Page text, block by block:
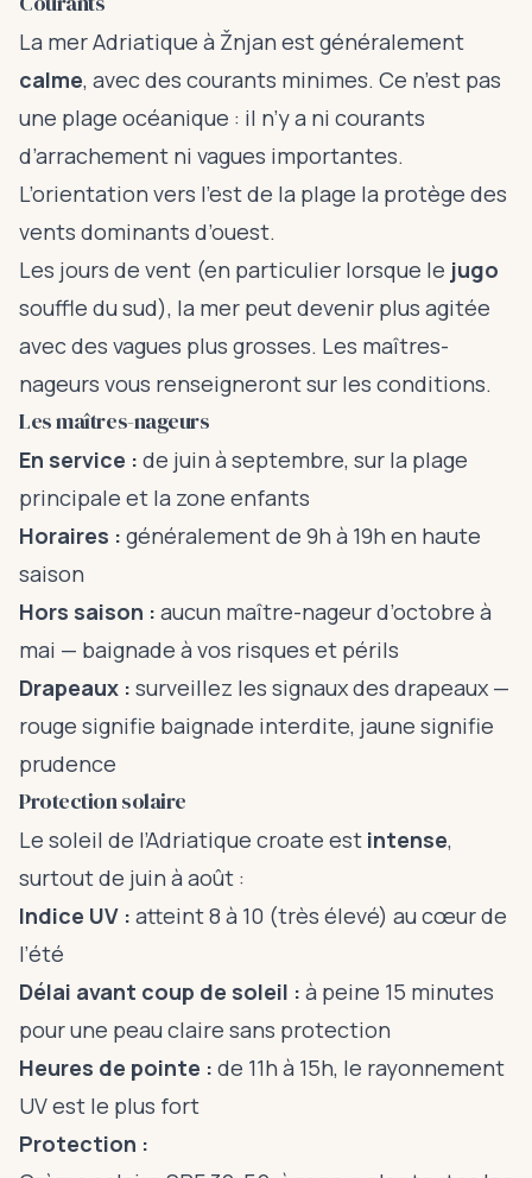
La mer Adriatique à Žnjan est généralement
calme, avec des courants minimes. Ce n’est pas
une plage océanique : il n’y a ni courants
d’arrachement ni vagues importantes.
L’orientation vers l’est de la plage la protège des
vents dominants d’ouest.
Les jours de vent (en particulier lorsque le jugo
souffle du sud), la mer peut devenir plus agitée
avec des vagues plus grosses. Les maîtres-
nageurs vous renseigneront sur les conditions.
Les maîtres-nageurs
En service : de juin à septembre, sur la plage
principale et la zone enfants
Horaires : généralement de 9h à 19h en haute
saison
Hors saison : aucun maître-nageur d’octobre à
mai — baignade à vos risques et périls
Drapeaux : surveillez les signaux des drapeaux —
rouge signifie baignade interdite, jaune signifie
prudence
Protection solaire
Le soleil de l’Adriatique croate est intense,
surtout de juin à août :
Indice UV : atteint 8 à 10 (très élevé) au cœur de
l’été
Délai avant coup de soleil : à peine 15 minutes
pour une peau claire sans protection
Heures de pointe : de 11h à 15h, le rayonnement
UV est le plus fort
Protection :